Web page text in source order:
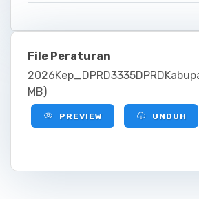
File Peraturan
MB)
PREVIEW UNDUH